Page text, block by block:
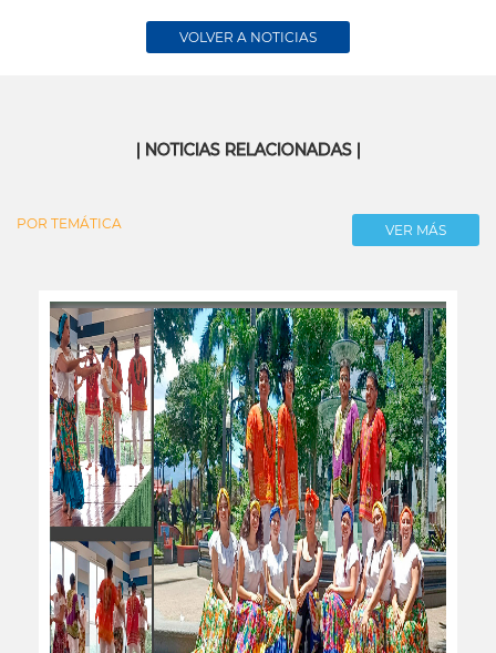
VOLVER A NOTICIAS
| NOTICIAS RELACIONADAS |
POR TEMÁTICA VER MÁS